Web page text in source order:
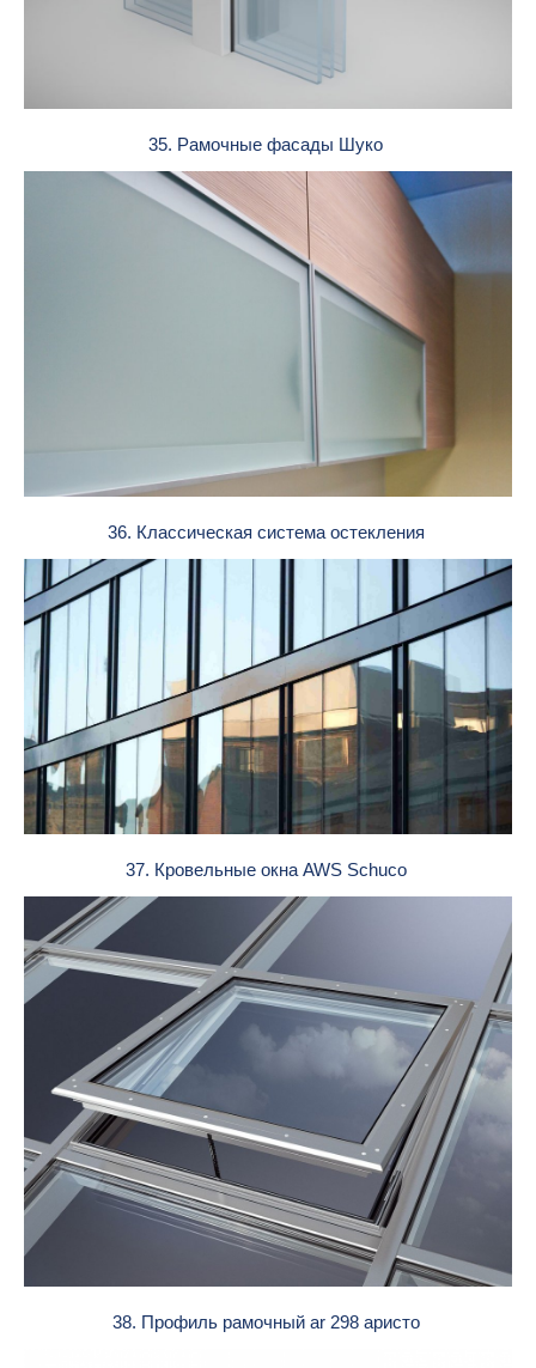
35. Рамочные фасады Шуко
36. Классическая система остекления
37. Кровельные окна AWS Schuco
38. Профиль рамочный ar 298 аристо